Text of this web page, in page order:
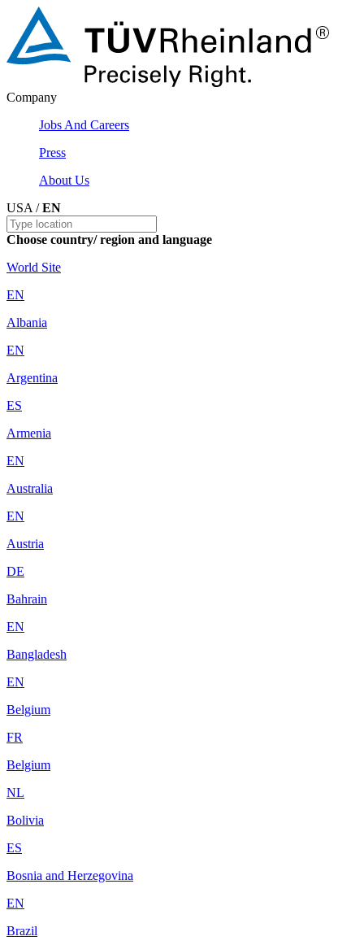
Company
Jobs And Careers
Press
About Us
USA /EN
Choose country/ region and language
World Site
EN
Albania
EN
Argentina
ES
Armenia
EN
Australia
EN
Austria
DE
Bahrain
EN
Bangladesh
EN
Belgium
FR
Belgium
NL
Bolivia
ES
Bosnia and Herzegovina
EN
Brazil